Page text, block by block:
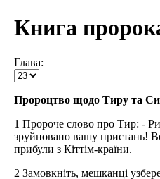
Книга
Глава:
Пророцтво щодо Тиру та
1 Пророче слово про Тир: -
зруйновано вашу пристань!
прибули з Кіттім-країни.
2 Замовкніть, мешканці